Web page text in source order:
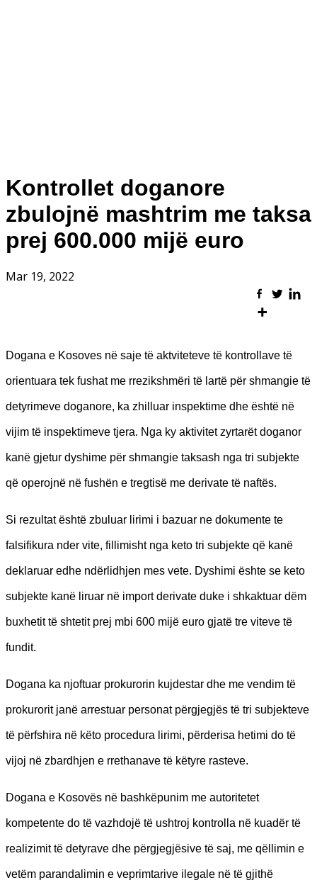
Kontrollet doganore
zbulojnë mashtrim me taksa
prej 600.000 mijë euro
Mar 19, 2022
Dogana e Kosoves në saje të aktviteteve të kontrollave të
orientuara tek fushat me rrezikshmëri të lartë për shmangie të
detyrimeve doganore, ka zhilluar inspektime dhe është në
vijim të inspektimeve tjera. Nga ky aktivitet zyrtarët doganor
kanë gjetur dyshime për shmangie taksash nga tri subjekte
që operojnë në fushën e tregtisë me derivate të naftës.
Si rezultat është zbuluar lirimi i bazuar ne dokumente te
falsifikura nder vite, fillimisht nga keto tri subjekte që kanë
deklaruar edhe ndërlidhjen mes vete. Dyshimi ështe se keto
subjekte kanë liruar në import derivate duke i shkaktuar dëm
buxhetit të shtetit prej mbi 600 mijë euro gjatë tre viteve të
fundit.
Dogana ka njoftuar prokurorin kujdestar dhe me vendim të
prokurorit janë arrestuar personat përgjegjës të tri subjekteve
të përfshira në këto procedura lirimi, përderisa hetimi do të
vijoj në zbardhjen e rrethanave të këtyre rasteve.
Dogana e Kosovës në bashkëpunim me autoritetet
kompetente do të vazhdojë të ushtroj kontrolla në kuadër të
realizimit të detyrave dhe përgjegjësive të saj, me qëllimin e
vetëm parandalimin e veprimtarive ilegale në të gjithë